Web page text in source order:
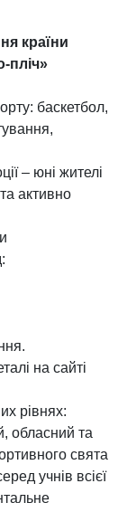
країни
пліч»
баскетбол,
– юні жителі
активно
на сайті
рівнях:
обласний та
свята
учнів всієї